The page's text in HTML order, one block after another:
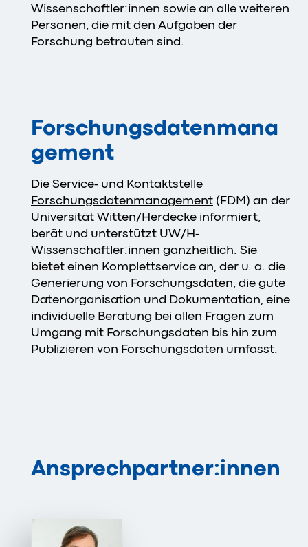
Wissenschaftler:innen sowie an alle weiteren
Personen, die mit den Aufgaben der
Forschung betrauten sind.
Forschungsdatenmana
gement
Die Service- und Kontaktstelle
Forschungsdatenmanagement (FDM) an der
Universität Witten/Herdecke informiert,
berät und unterstützt UW/H-
Wissenschaftler:innen ganzheitlich. Sie
bietet einen Komplettservice an, der u. a. die
Generierung von Forschungsdaten, die gute
Datenorganisation und Dokumentation, eine
individuelle Beratung bei allen Fragen zum
Umgang mit Forschungsdaten bis hin zum
Publizieren von Forschungsdaten umfasst.
Ansprechpartner:innen